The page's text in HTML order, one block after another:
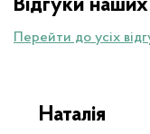
Відгуки наших
Перейти до усіх
Наталія